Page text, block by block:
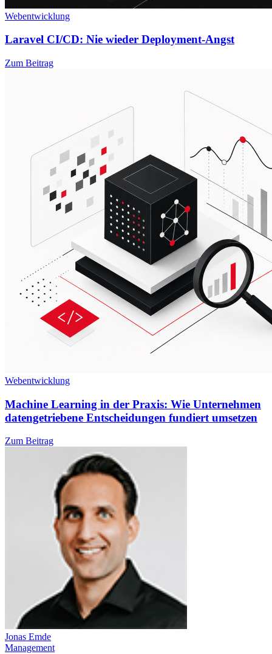
Webentwicklung
Laravel CI/CD: Nie wieder Deployment-Angst
Zum Beitrag
Webentwicklung
Machine Learning in der Praxis: Wie Unternehmen
datengetriebene Entscheidungen fundiert umsetzen
Zum Beitrag
Jonas Emde
Management